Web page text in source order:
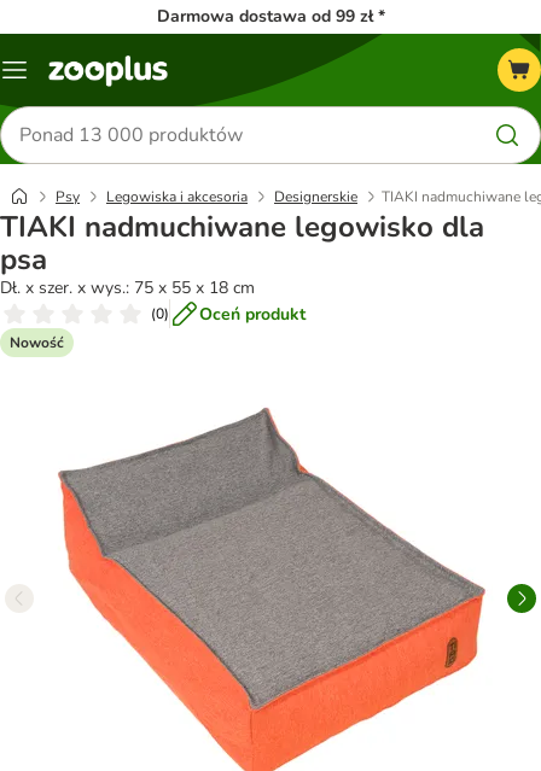
Darmowa dostawa od 99 zł *
Menu
Szukaj
produktów
Psy Legowiska i akcesoria Designerskie TIAKI nadmuchiwane
TIAKI nadmuchiwane legowisko dla
psa
Dł. x szer. x wys.: 75 x 55 x 18 cm
(0) Oceń produkt
Nowość